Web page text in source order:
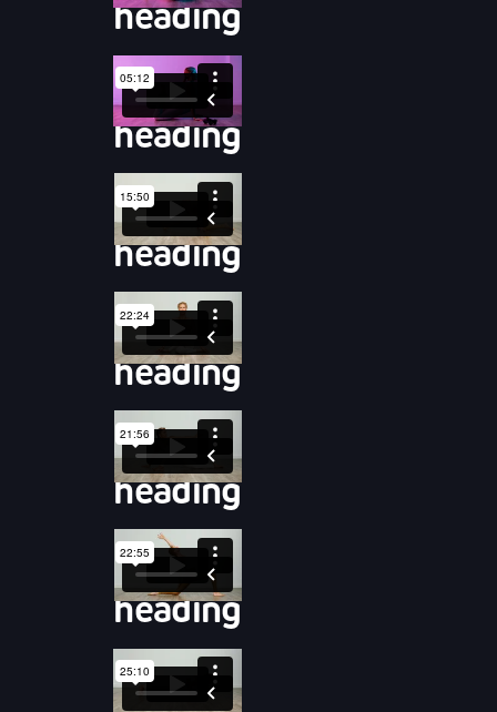
heading
heading
heading
heading
heading
heading